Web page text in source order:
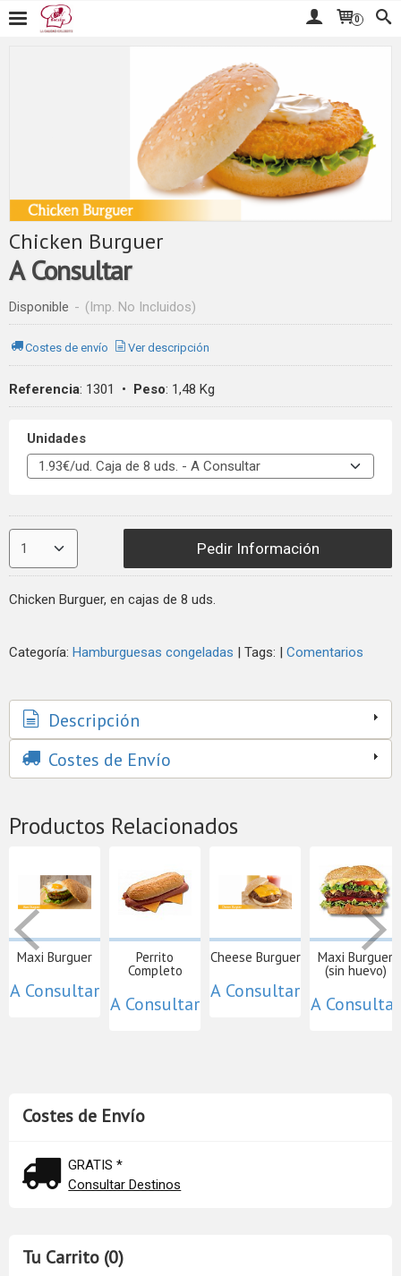
0
Costes de Envío
GRATIS *
Consultar Destinos
Tu Carrito (0)
Chicken Burguer
A Consultar
Disponible - (Imp. No Incluidos)
Costes de envío Ver descripción
Referencia: 1301 • Peso: 1,48 Kg
Unidades
Pedir Información
Chicken Burguer, en cajas de 8 uds.
Categoría: Hamburguesas congeladas | Tags: | Comentarios
Descripción
Costes de Envío
Productos Relacionados
Maxi Burguer
A Consultar
Perrito
Completo
A Consultar
Cheese Burguer
A Consultar
Maxi Burguer
(sin huevo)
A Consultar